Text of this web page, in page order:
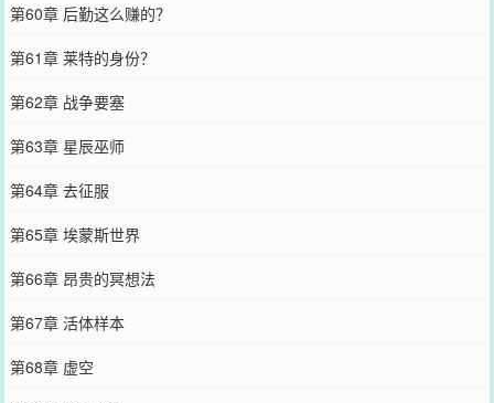
第60章 后勤这么赚的？
第61章 莱特的身份？
第62章 战争要塞
第63章 星辰巫师
第64章 去征服
第65章 埃蒙斯世界
第66章 昂贵的冥想法
第67章 活体样本
第68章 虚空